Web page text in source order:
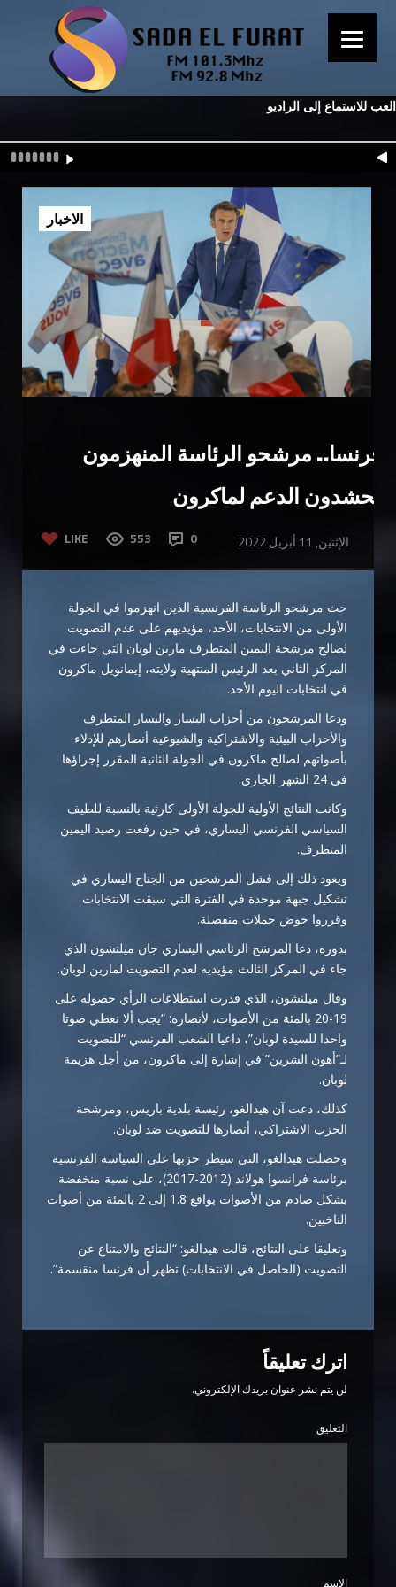
العب للاستماع إلى الراديو
فرنسا.. مرشحو الرئاسة المنهزمون
يحشدون الدعم لماكرون
LIKE 553 0 الإثنين, 11 أبريل 2022
الاخبار
حث مرشحو الرئاسة الفرنسية الذين انهزموا في الجولة
الأولى من الانتخابات، الأحد، مؤيديهم على عدم التصويت
لصالح مرشحة اليمين المتطرف مارين لوبان التي جاءت في
المركز الثاني بعد الرئيس المنتهية ولايته، إيمانويل ماكرون
في انتخابات اليوم الأحد.
ودعا المرشحون من أحزاب اليسار واليسار المتطرف
والأحزاب البيئية والاشتراكية والشيوعية أنصارهم للإدلاء
بأصواتهم لصالح ماكرون في الجولة الثانية المقرر إجراؤها
في 24 الشهر الجاري.
وكانت النتائج الأولية للجولة الأولى كارثية بالنسبة للطيف
السياسي الفرنسي اليساري، في حين رفعت رصيد اليمين
المتطرف.
ويعود ذلك إلى فشل المرشحين من الجناح اليساري في
تشكيل جبهة موحدة في الفترة التي سبقت الانتخابات
وقرروا خوض حملات منفصلة.
بدوره، دعا المرشح الرئاسي اليساري جان ميلنشون الذي
جاء في المركز الثالث مؤيديه لعدم التصويت لمارين لوبان.
وقال ميلنشون، الذي قدرت استطلاعات الرأي حصوله على
19-20 بالمئة من الأصوات، لأنصاره: “يجب ألا نعطي صوتا
واحدا للسيدة لوبان”، داعيا الشعب الفرنسي “للتصويت
لـ”أهون الشرين” في إشارة إلى ماكرون، من أجل هزيمة
لوبان.
كذلك، دعت آن هيدالغو، رئيسة بلدية باريس، ومرشحة
الحزب الاشتراكي، أنصارها للتصويت ضد لوبان.
وحصلت هيدالغو، التي سيطر حزبها على السياسة الفرنسية
برئاسة فرانسوا هولاند (2012-2017)، على نسبة منخفضة
بشكل صادم من الأصوات بواقع 1.8 إلى 2 بالمئة من أصوات
الناخبين.
وتعليقا على النتائج، قالت هيدالغو: “النتائج والامتناع عن
التصويت (الحاصل في الانتخابات) تظهر أن فرنسا منقسمة”.
اترك تعليقاً
لن يتم نشر عنوان بريدك الإلكتروني.
التعليق
الاسم